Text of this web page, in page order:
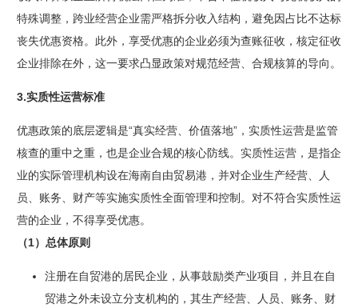
特殊调整，跨业经营企业需严格拆分收入结构，避免因占比不达标
丧失优惠资格。此外，享受优惠的企业必须为查账征收，核定征收
企业排除在外，这一要求凸显政策对规范经营、合规核算的导向。
3.实质性运营标准
优惠政策的底层逻辑是“真实经营、价值落地”，实质性运营是监管
核查的重中之重，也是企业合规的核心防线。实质性运营，是指企
业的实际管理机构设在海南自由贸易港，并对企业生产经营、人
员、账务、财产等实施实质性全面管理和控制。对不符合实质性运
营的企业，不得享受优惠。
（1）总体原则
注册在自贸港的居民企业，从事鼓励类产业项目，并且在自
贸港之外未设立分支机构的，其生产经营、人员、账务、财